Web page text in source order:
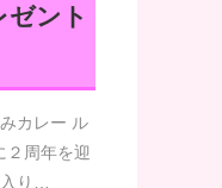
ント
カレー ル
２周年を迎
り…